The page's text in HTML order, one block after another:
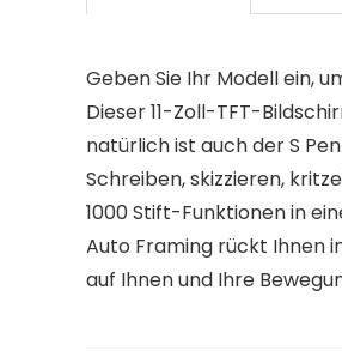
Geben Sie Ihr Modell ein,
Dieser 11-Zoll-TFT-
natürlich ist auch der S
Schreiben, skizzieren,
1000 Stift-Funktionen in
Auto Framing rückt Ihnen
auf Ihnen und Ihre